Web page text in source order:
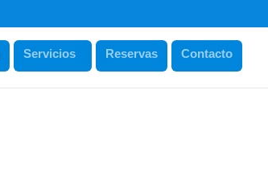
Servicios Reservas Contacto